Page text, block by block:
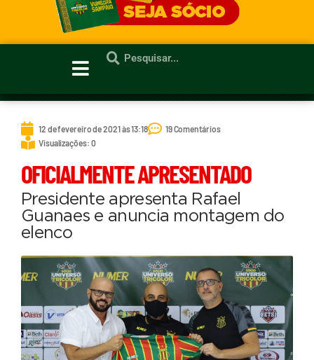
12 de fevereiro de 2021 às 13:18
19 Comentários
Visualizações: 0
OFICIALMENTE APRESENTADO
Presidente apresenta Rafael
Guanaes e anuncia montagem do
elenco